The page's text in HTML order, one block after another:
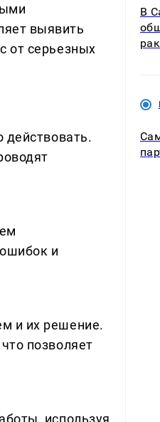
выявить
от серьезных
действовать.
и
и их решение.
позволяет
используя
В